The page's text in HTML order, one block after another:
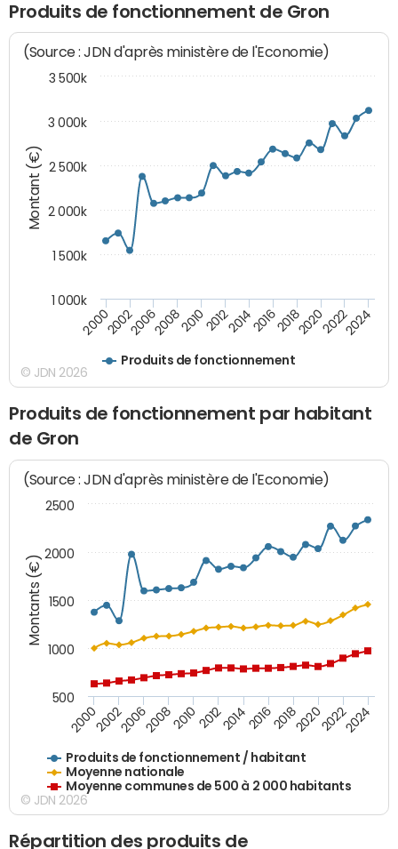
Produits de fonctionnement de Gron
Montant (€)
(Source : JDN d'après ministère de l'Economie)
Produits de fonctionnement
200020022006200820102012201420162018202020222024
1 000k
1 500k
2 000k
2 500k
3 000k
3 500k
© JDN 2026
Produits de fonctionnement par habitant
de Gron
Montants (€)
(Source : JDN d'après ministère de l'Economie)
Produits de fonctionnement / habitant
Moyenne nationale
Moyenne communes de 500 à 2 000 habitants
200020022006200820102012201420162018202020222024
500
1000
1500
2000
2500
© JDN 2026
Répartition des produits de